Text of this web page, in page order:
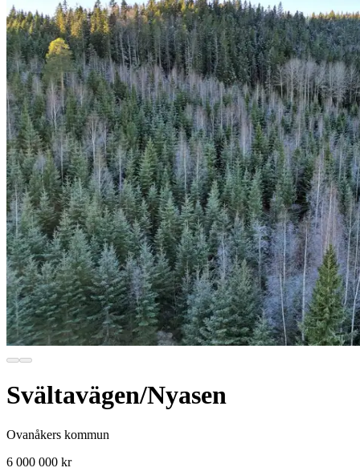
Svältavägen/Nyasen
Ovanåkers kommun
6 000 000 kr